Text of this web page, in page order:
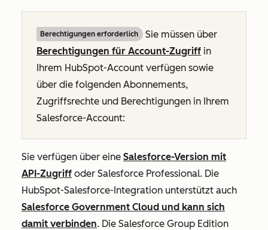
Berechtigungen erforderlich
Sie müssen über
Berechtigungen für Account-Zugriff in
Ihrem HubSpot-Account verfügen sowie
über die folgenden Abonnements,
Zugriffsrechte und Berechtigungen in Ihrem
Salesforce-Account:
Sie verfügen über eine Salesforce-Version mit
API-Zugriff oder Salesforce Professional. Die
HubSpot-Salesforce-Integration unterstützt auch
Salesforce Government Cloud und kann sich
damit verbinden. Die Salesforce Group Edition